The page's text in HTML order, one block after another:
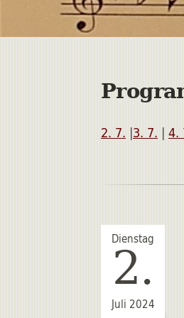
2. 7. |3. 7. |4.
Dienstag
2.
Juli 2024